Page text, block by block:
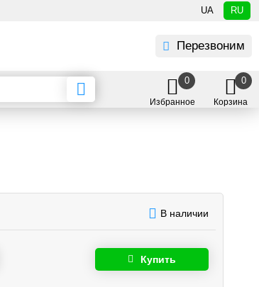
UA RU
Перезвоним
Избранное
0
Корзина
0
В наличии
Купить